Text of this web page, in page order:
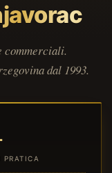
commerciali.
dal 1993.